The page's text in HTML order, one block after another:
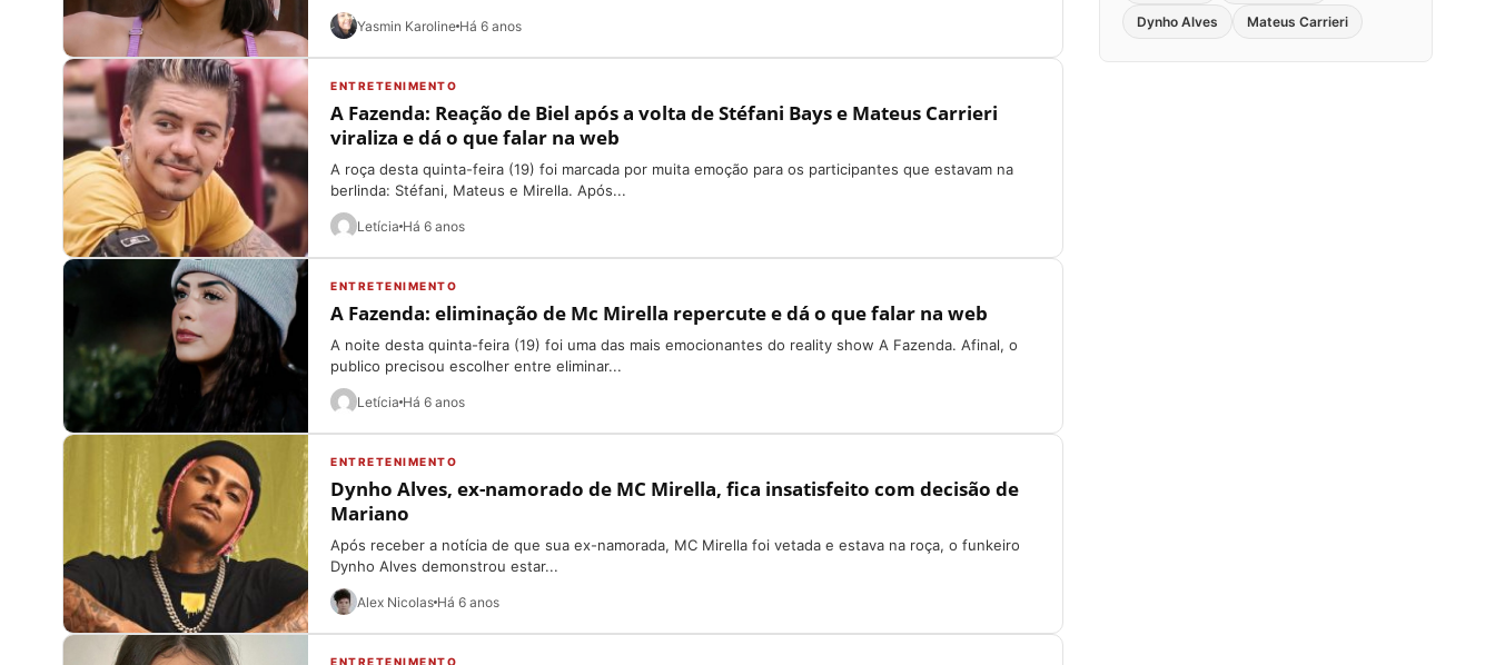
Yasmin Karoline Há 6 anos
ENTRETENIMENTO
A Fazenda: Reação de Biel após a volta de Stéfani Bays e Mateus Carrieri
viraliza e dá o que falar na web
A roça desta quinta-feira (19) foi marcada por muita emoção para os participantes que estavam na
berlinda: Stéfani, Mateus e Mirella. Após...
Letícia Há 6 anos
ENTRETENIMENTO
A Fazenda: eliminação de Mc Mirella repercute e dá o que falar na web
A noite desta quinta-feira (19) foi uma das mais emocionantes do reality show A Fazenda. Afinal, o
publico precisou escolher entre eliminar...
Letícia Há 6 anos
ENTRETENIMENTO
Dynho Alves, ex-namorado de MC Mirella, fica insatisfeito com decisão de
Mariano
Após receber a notícia de que sua ex-namorada, MC Mirella foi vetada e estava na roça, o funkeiro
Dynho Alves demonstrou estar...
Alex Nicolas Há 6 anos
ENTRETENIMENTO
Dynho Alves Mateus Carrieri